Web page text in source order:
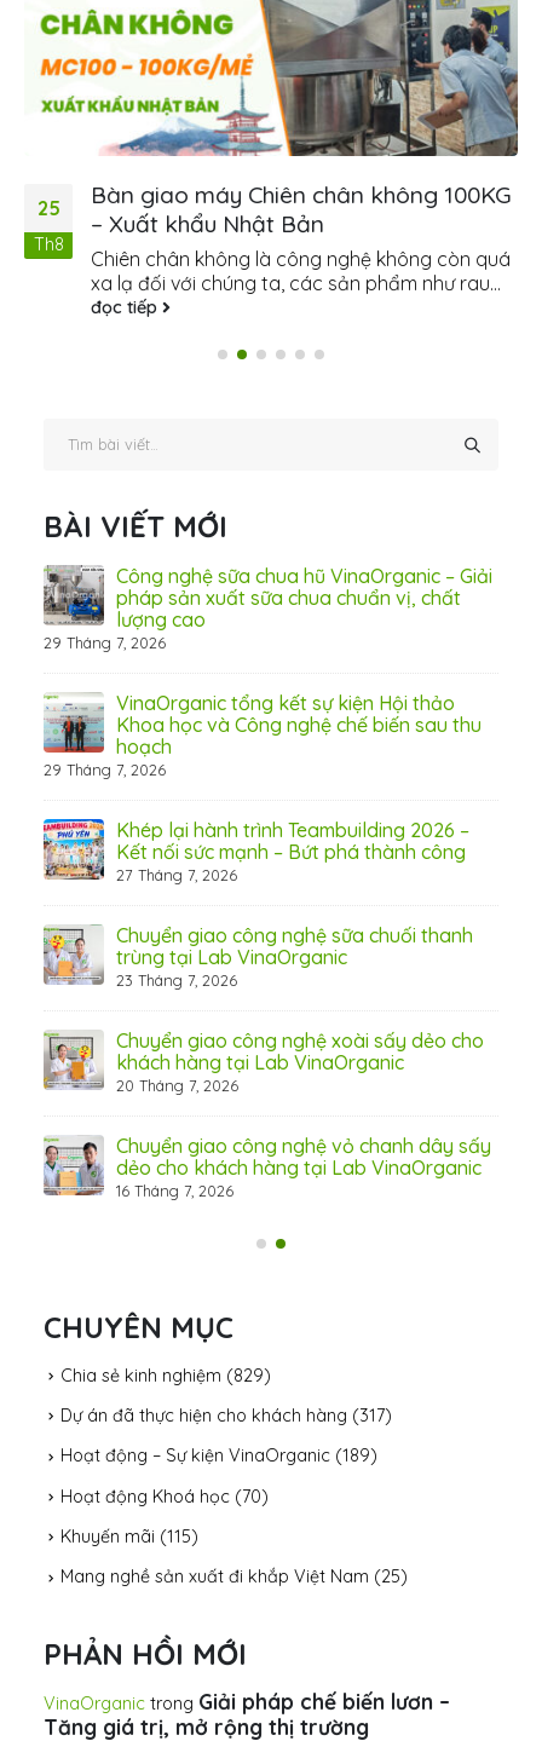
25
Th8
Bàn giao máy Chiên chân không 100KG
– Xuất khẩu Nhật Bản
Chiên chân không là công nghệ không còn quá
xa lạ đối với chúng ta, các sản phẩm như rau...
đọc tiếp
BÀI VIẾT MỚI
Công nghệ sữa chua hũ VinaOrganic – Giải
pháp sản xuất sữa chua chuẩn vị, chất
lượng cao
29 Tháng 7, 2026
VinaOrganic tổng kết sự kiện Hội thảo
Khoa học và Công nghệ chế biến sau thu
hoạch
29 Tháng 7, 2026
Khép lại hành trình Teambuilding 2026 –
Kết nối sức mạnh – Bứt phá thành công
27 Tháng 7, 2026
Chuyển giao công nghệ sữa chuối thanh
trùng tại Lab VinaOrganic
23 Tháng 7, 2026
Chuyển giao công nghệ xoài sấy dẻo cho
khách hàng tại Lab VinaOrganic
20 Tháng 7, 2026
Chuyển giao công nghệ vỏ chanh dây sấy
dẻo cho khách hàng tại Lab VinaOrganic
16 Tháng 7, 2026
CHUYÊN MỤC
Chia sẻ kinh nghiệm (829)
Dự án đã thực hiện cho khách hàng (317)
Hoạt động – Sự kiện VinaOrganic (189)
Hoạt động Khoá học (70)
Khuyến mãi (115)
Mang nghề sản xuất đi khắp Việt Nam (25)
PHẢN HỒI MỚI
VinaOrganic trong Giải pháp chế biến lươn –
Tăng giá trị, mở rộng thị trường